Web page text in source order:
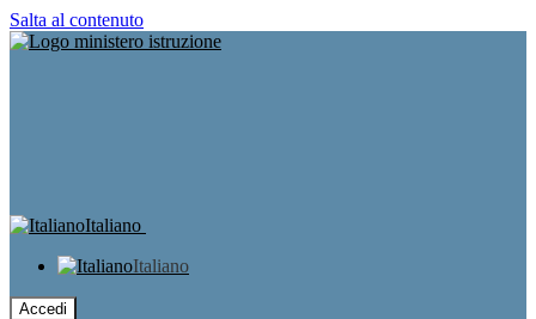
Salta al contenuto
Italiano
Italiano
Accedi